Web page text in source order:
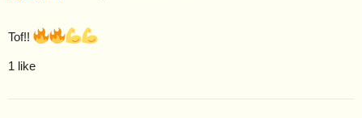
Tof!!
1 like